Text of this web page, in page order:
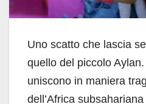
Uno scatto che lascia
quello del piccolo
uniscono in maniera
dell’Africa